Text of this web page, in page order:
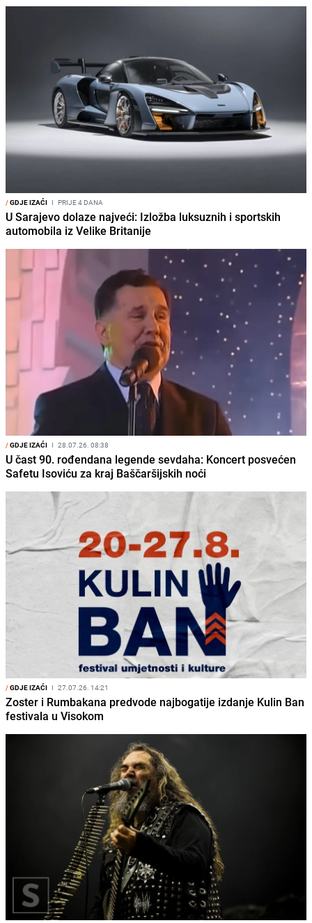
/GDJE IZAĆI I PRIJE 4 DANA
U Sarajevo dolaze najveći: Izložba luksuznih i sportskih
automobila iz Velike Britanije
/GDJE IZAĆI I 28.07.26. 08:38
U čast 90. rođendana legende sevdaha: Koncert posvećen
Safetu Isoviću za kraj Baščaršijskih noći
/GDJE IZAĆI I 27.07.26. 14:21
Zoster i Rumbakana predvode najbogatije izdanje Kulin Ban
festivala u Visokom